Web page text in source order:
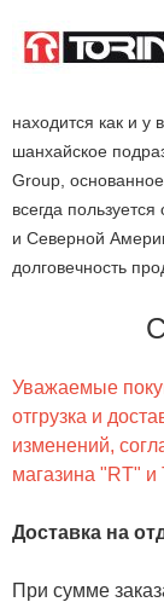
находится как и у
шанхайское
Group,
всегда
и Северной
долговечность
Уважаемые
отгрузка и
изменений,
магазина "RT"
Доставка на
При сумме